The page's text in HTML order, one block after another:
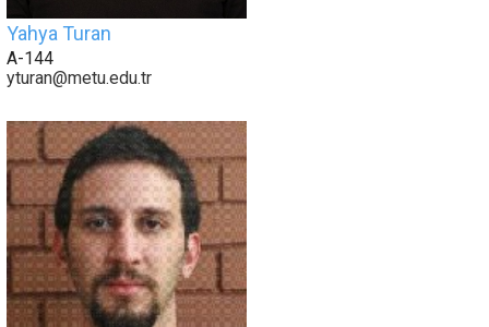
Yahya Turan
A-144
yturan@metu.edu.tr